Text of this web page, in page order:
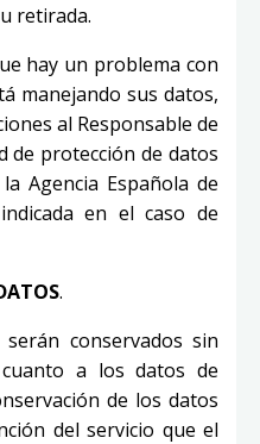
retirada.
hay un problema con
manejando sus datos,
al Responsable de
de protección de datos
Agencia Española de
en el caso de
.
conservados sin
a los datos de
de los datos
del servicio que el